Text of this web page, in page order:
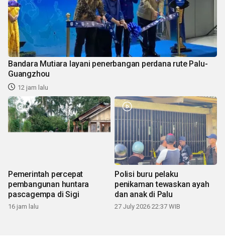
Bandara Mutiara layani penerbangan perdana rute Palu-
Guangzhou
12 jam lalu
Pemerintah percepat
pembangunan huntara
pascagempa di Sigi
16 jam lalu
Polisi buru pelaku
penikaman tewaskan ayah
dan anak di Palu
27 July 2026 22:37 WIB